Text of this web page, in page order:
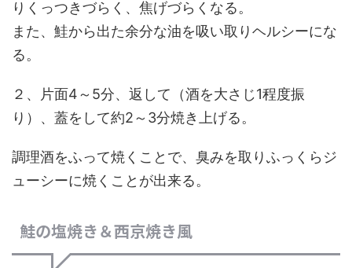
りくっつきづらく、焦げづらくなる。
また、鮭から出た余分な油を吸い取りヘルシーにな
る。
２、片面4～5分、返して（酒を大さじ1程度振
り）、蓋をして約2～3分焼き上げる。
調理酒をふって焼くことで、臭みを取りふっくらジ
ューシーに焼くことが出来る。
鮭の塩焼き＆西京焼き風